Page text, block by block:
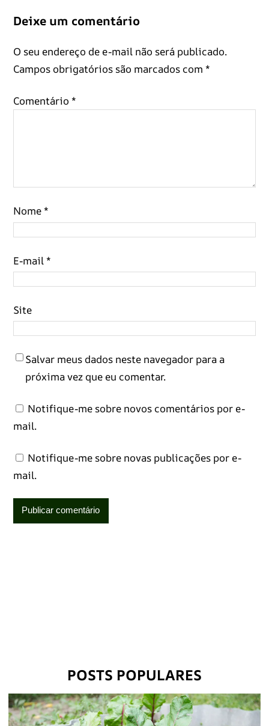
Deixe um comentário
O seu endereço de e-mail não será publicado.
Campos obrigatórios são marcados com *
Comentário *
Nome *
E-mail *
Site
Salvar meus dados neste navegador para a
próxima vez que eu comentar.
Notifique-me sobre novos comentários por e-
mail.
Notifique-me sobre novas publicações por e-
mail.
POSTS POPULARES